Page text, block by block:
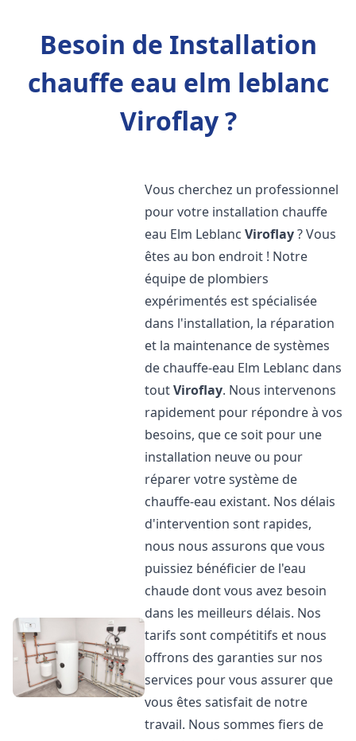
Besoin de Installation
chauffe eau elm leblanc
Viroflay ?
Vous cherchez un professionnel
pour votre installation chauffe
eau Elm LeblancViroflay? Vous
êtes au bon endroit ! Notre
équipe de plombiers
expérimentés est spécialisée
dans l'installation, la réparation
et la maintenance de systèmes
de chauffe-eau Elm Leblanc dans
toutViroflay. Nous intervenons
rapidement pour répondre à vos
besoins, que ce soit pour une
installation neuve ou pour
réparer votre système de
chauffe-eau existant. Nos délais
d'intervention sont rapides,
nous nous assurons que vous
puissiez bénéficier de l'eau
chaude dont vous avez besoin
dans les meilleurs délais. Nos
tarifs sont compétitifs et nous
offrons des garanties sur nos
services pour vous assurer que
vous êtes satisfait de notre
travail. Nous sommes fiers de